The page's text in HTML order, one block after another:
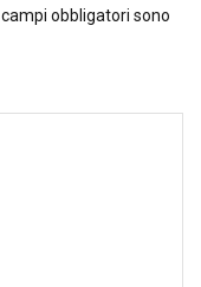
I campi obbligatori sono